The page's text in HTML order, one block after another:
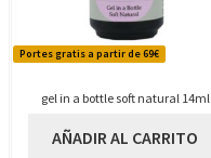
Portes gratis a partir de 69€
gel in a bottle soft natural 14ml
AÑADIR AL CARRITO